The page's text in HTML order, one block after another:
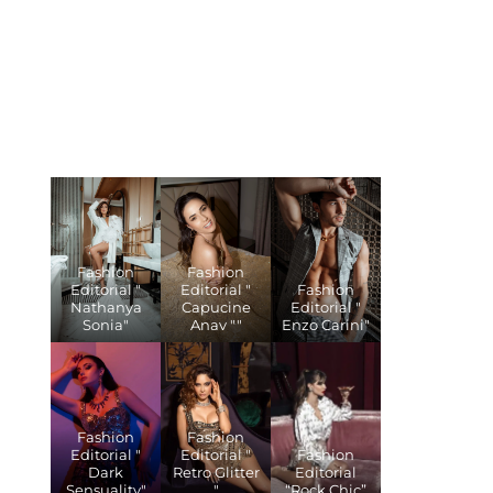
Fashion
Editorial "
Nathanya
Sonia"
Fashion
Editorial "
Capucine
Anav ""
Fashion
Editorial "
Enzo Carini"
Fashion
Editorial "
Dark
Sensuality"
Fashion
Editorial "
Retro Glitter
"
Fashion
Editorial
“Rock Chic”